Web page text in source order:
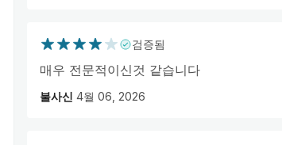
검증됨
매우 전문적이신것 같습니다
불사신 4월 06, 2026